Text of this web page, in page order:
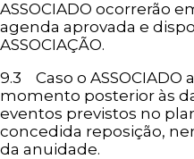
ASSOCIADO ocorrerão
agenda aprovada e
ASSOCIAÇÃO.
9.3 Caso o ASSOCIADO
momento posterior às
eventos previstos no
concedida reposição,
da anuidade.